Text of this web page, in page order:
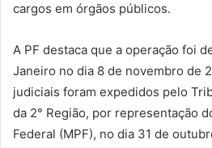
cargos em órgãos públicos.
A PF destaca que a operação foi
Janeiro no dia 8 de novembro de
judiciais foram expedidos pelo
da 2° Região, por representação
Federal (MPF), no dia 31 de